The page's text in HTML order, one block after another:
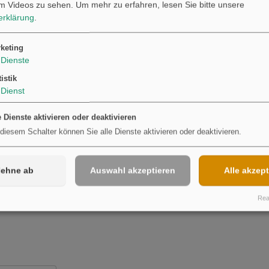
Möchten Sie von
Ja
Videos zu sehen.
Um mehr zu erfahren, lesen Sie bitte unsere
Dienste
Dienst
Dienste aktivieren oder deaktivieren
Schalter können Sie alle Dienste aktivieren oder deaktivieren.
ab Auswahl akzeptieren Alle